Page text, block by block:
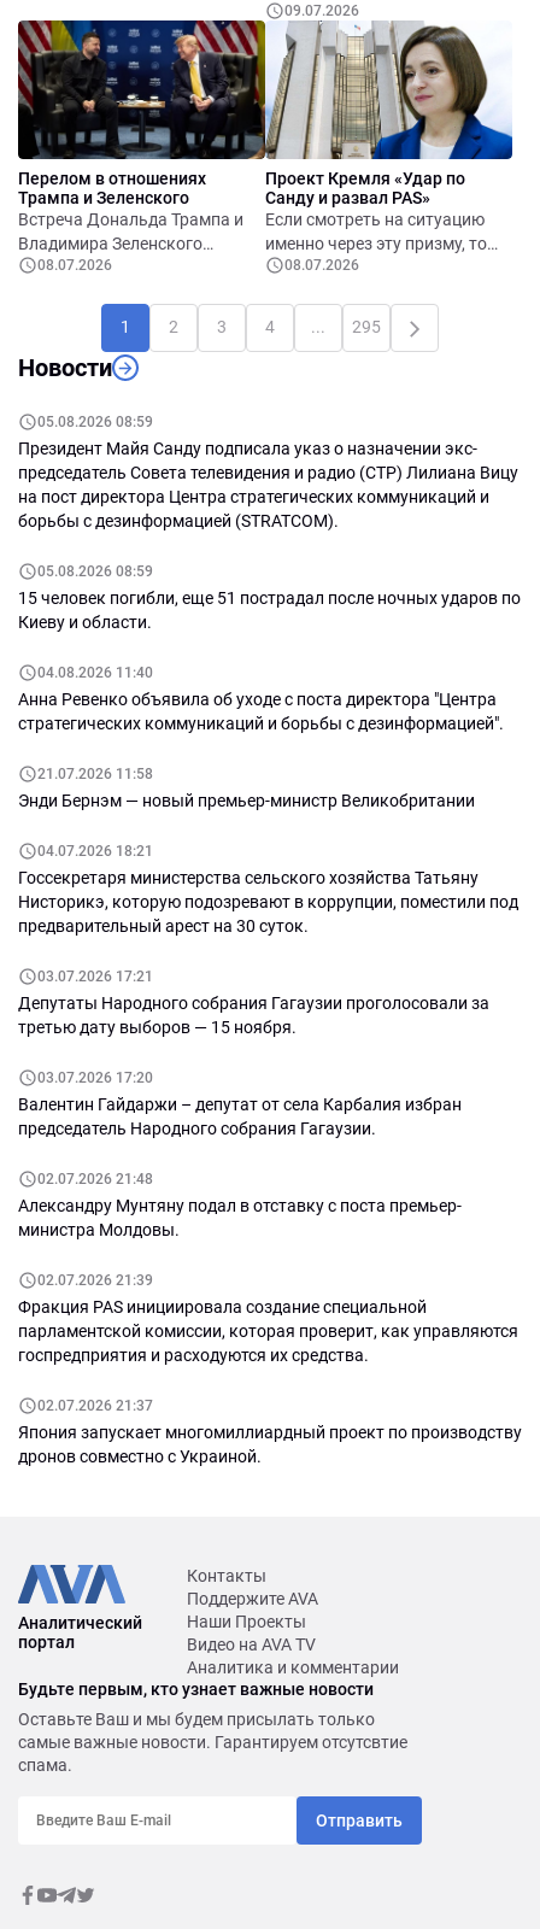
одновременно начали
создавать новый
политический образ Евгении
Гуцул.
самое важное кадровое
решение за весь период своего
президентства. Речь идёт не
просто о назначении нового
премьер-министра.
Фактически будет определено,
по какой модели Молдова
будет развиваться в
ближайшие годы.
09.07.2026
Перелом в отношениях
Трампа и Зеленского
Встреча Дональда Трампа и
Владимира Зеленского
показала, что отношения
переходят в более
итогам можно сделать
несколько важных выводов.
08.07.2026
Проект Кремля «Удар по
Санду и развал PAS»
Если смотреть на ситуацию
именно через эту призму, то
конечная стратегическая цель
нынешнюю власть и
соответствует политическим
интересам Кремля, который на
протяжении многих лет
последовательно выступает
08.07.2026
1 2 3 4 ... 295
Новости
05.08.2026 08:59
Президент Майя Санду подписала указ о назначении экс-
председатель Совета телевидения и радио (СТР) Лилиана Вицу
на пост директора Центра стратегических коммуникаций и
борьбы с дезинформацией (STRATCOM).
05.08.2026 08:59
15 человек погибли, еще 51 пострадал после ночных ударов по
Киеву и области.
04.08.2026 11:40
Анна Ревенко объявила об уходе с поста директора "Центра
стратегических коммуникаций и борьбы с дезинформацией".
21.07.2026 11:58
Энди Бернэм — новый премьер-министр Великобритании
04.07.2026 18:21
Госсекретаря министерства сельского хозяйства Татьяну
Нисторикэ, которую подозревают в коррупции, поместили под
предварительный арест на 30 суток.
03.07.2026 17:21
Депутаты Народного собрания Гагаузии проголосовали за
третью дату выборов — 15 ноября.
03.07.2026 17:20
Валентин Гайдаржи – депутат от села Карбалия избран
председатель Народного собрания Гагаузии.
02.07.2026 21:48
Александру Мунтяну подал в отставку с поста премьер-
министра Молдовы.
02.07.2026 21:39
Фракция PAS инициировала создание специальной
парламентской комиссии, которая проверит, как управляются
госпредприятия и расходуются их средства.
02.07.2026 21:37
Япония запускает многомиллиардный проект по производству
дронов совместно с Украиной.
Аналитический
портал
Контакты
Поддержите AVA
Наши Проекты
Видео на AVA TV
Аналитика и комментарии
Будьте первым, кто узнает важные новости
Оставьте Ваш и мы будем присылать только
самые важные новости. Гарантируем отсутсвтие
спама.
Отправить